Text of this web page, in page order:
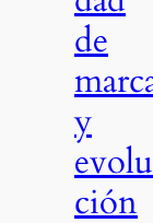
de
y
evolu
ción